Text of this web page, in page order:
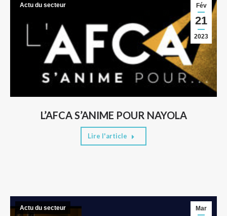
L’AFCA S’ANIME POUR NAYOLA
Fév
21
2023
Actu du secteur
Lire l'article
Mar
Actu du secteur